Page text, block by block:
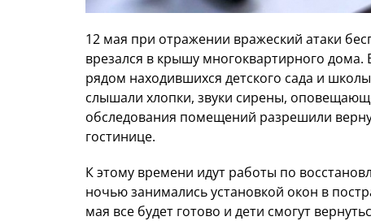
12 мая при отражении вражеский атаки
врезался в крышу многоквартирного дома.
рядом находившихся детского сада и
слышали хлопки, звуки сирены,
обследования помещений разрешили
гостинице.
К этому времени идут работы по
ночью занимались установкой окон в
мая все будет готово и дети смогут